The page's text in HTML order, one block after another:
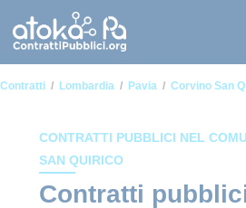
Contratti Lombardia Pavia Corvino San
CONTRATTI PUBBLICI NEL
SAN QUIRICO
Contratti